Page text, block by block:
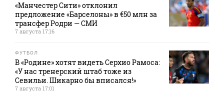
«Манчестер Сити» отклонил
предложение «Барселоны» в €50 млн за
трансфер Родри — СМИ
7 августа 17:16
ФУТБОЛ
В «Родине» хотят видеть Серхио Рамоса:
«У нас тренерский штаб тоже из
Севильи. Шикарно бы вписался!»
7 августа 17:01